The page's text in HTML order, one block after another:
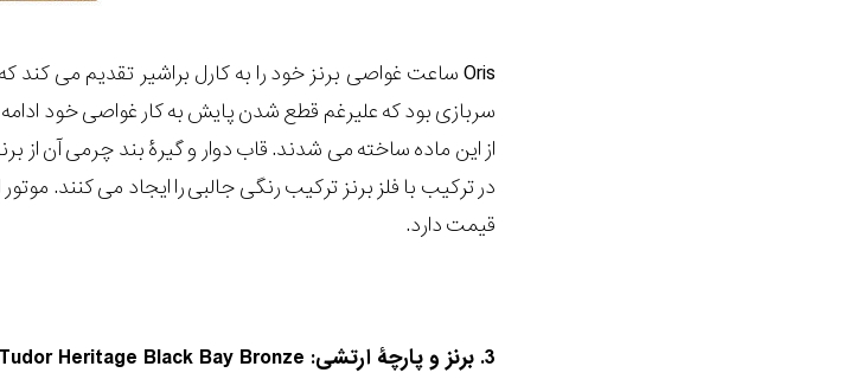
از این ماده ساخته می شدند. قاب دوار و گیرۀ بند چرمی آن
قیمت دارد.
3. برنز و پارچۀ ارتشی: Tudor Heritage Black Bay Bronze